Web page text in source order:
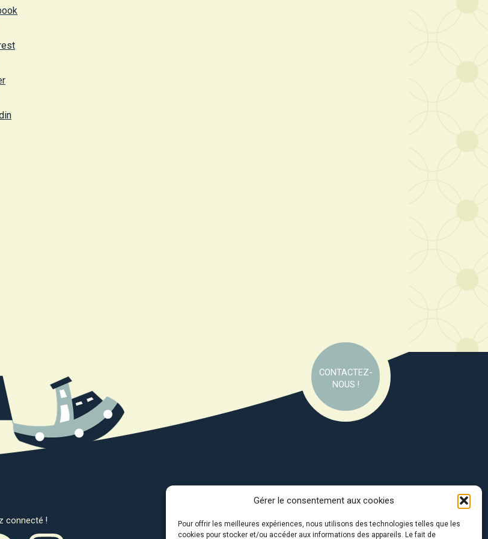
Gérer le consentement aux cookies
Pour offrir les meilleures expériences, nous utilisons des technologies telles que les
cookies pour stocker et/ou accéder aux informations des appareils. Le fait de
CONTACTEZ-
NOUS !
connecté ! Avec le soutien de :